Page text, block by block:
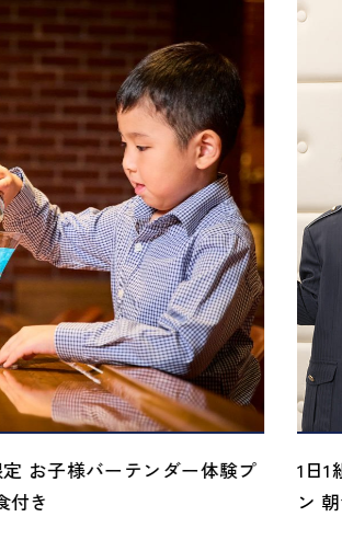
定 お子様バーテンダー体験プ
付き
1日1
ン